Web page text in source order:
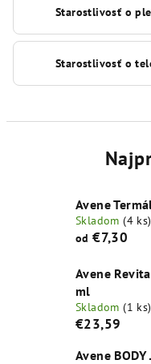
Starostlivosť o
Starostlivosť o
Avene
Skladom(4 ks)
od €7,30
Avene
ml
Skladom(1 ks)
€23,59
Avene